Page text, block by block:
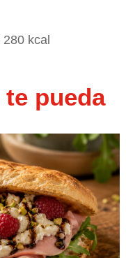
kcal
pueda